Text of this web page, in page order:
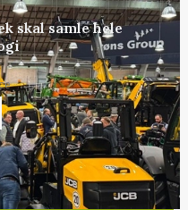
skal samle hele